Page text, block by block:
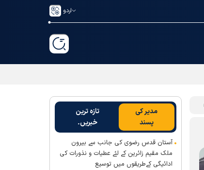
اردو
مدیر کی
پسند
تازہ ترین
خبریں۔
آستان قدس رضوی کی جانب سے بیرون
ملک مقیم زائرین کے لئے عطیات و نذورات کی
ادائیگی کےطریقوں میں توسیع